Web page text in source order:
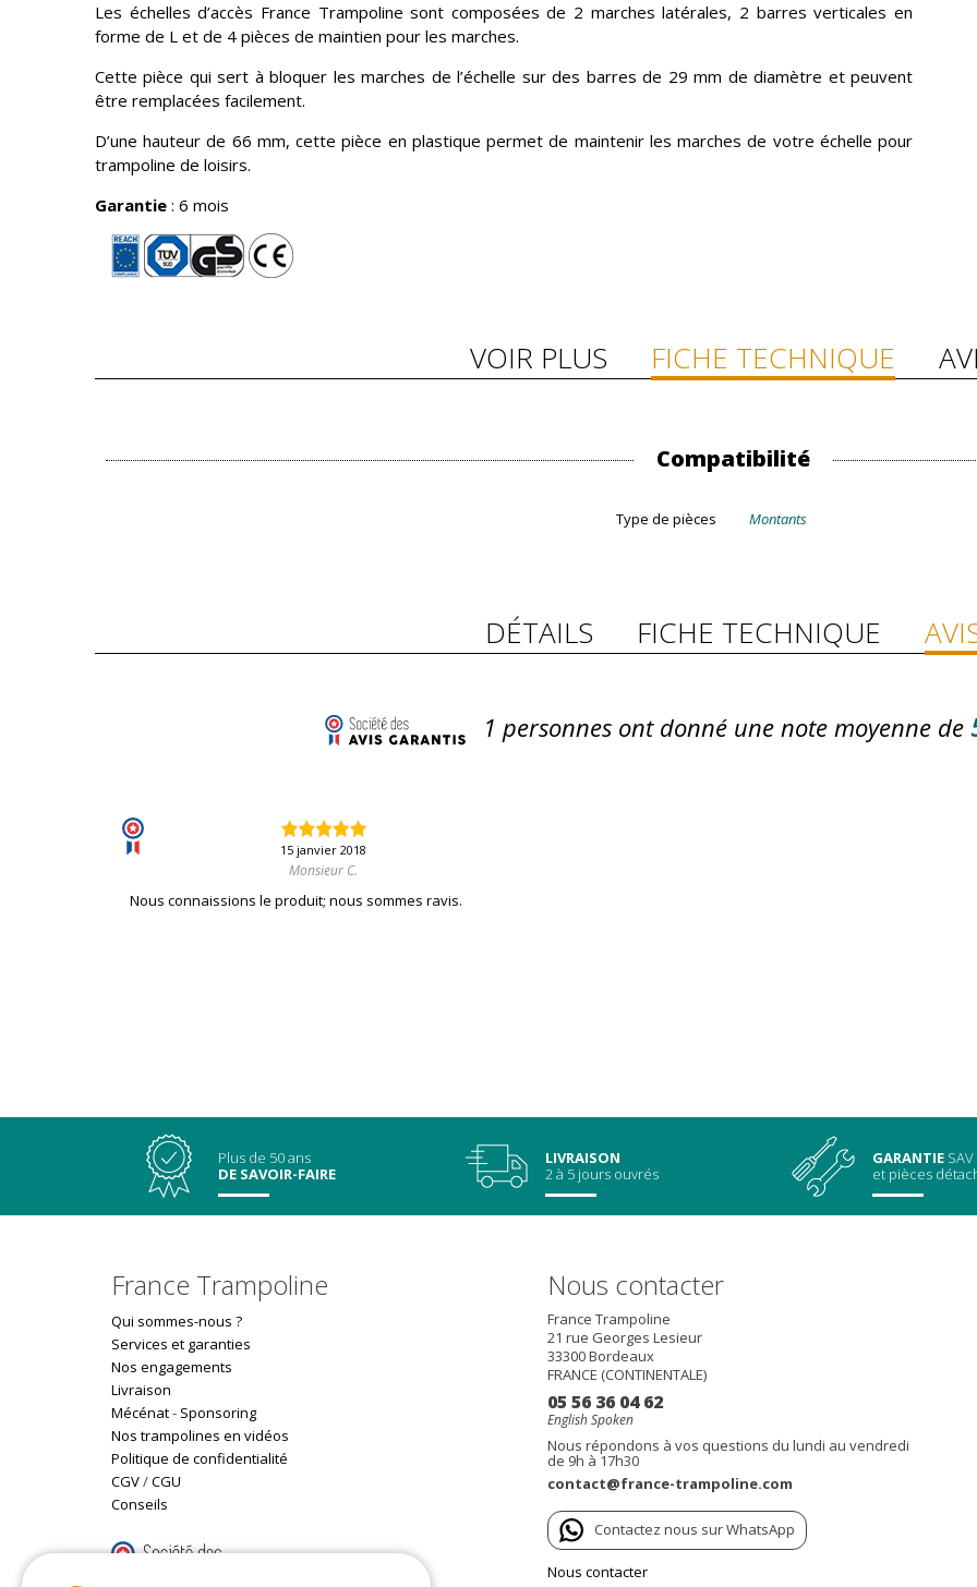
Les échelles d’accès France Trampoline sont composées de 2 marches latérales, 2 barres verticales en
forme de L et de 4 pièces de maintien pour les marches.
Cette pièce qui sert à bloquer les marches de l’échelle sur des barres de 29 mm de diamètre et peuvent
être remplacées facilement.
D’une hauteur de 66 mm, cette pièce en plastique permet de maintenir les marches de votre échelle pour
trampoline de loisirs.
Garantie : 6 mois
VOIR PLUS FICHE TECHNIQUE
Compatibilité
Type de pièces Montants
DÉTAILS FICHE TECHNIQUE
1 personnes ont donné une note moyenne de
15 janvier 2018
Monsieur C.
Nous connaissions le produit; nous sommes ravis.
Plus de 50 ans
DE SAVOIR-FAIRE
LIVRAISON
2 à 5 jours ouvrés
GARANTIE SAV
et pièces
France Trampoline
Qui sommes-nous ?
Services et garanties
Nos engagements
Livraison
Mécénat- Sponsoring
Nos trampolines en vidéos
Politique de confidentialité
CGV/CGU
Conseils
Nous contacter
France Trampoline
21 rue Georges Lesieur
33300Bordeaux
FRANCE (CONTINENTALE)
05 56 36 04 62
English Spoken
Nous répondons à vos questions du lundi au vendredi
de 9h à 17h30
contact@france-trampoline.com
Contactez nous sur WhatsApp
Nous contacter